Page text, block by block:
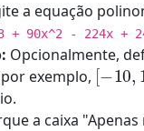
a equação
+ 90x^2 - 224x +
Opcionalmente,
exemplo,
[−10,
a caixa